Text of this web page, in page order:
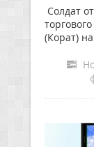
Солдат
(Корат)